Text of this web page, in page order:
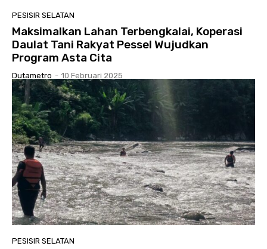
PESISIR SELATAN
Maksimalkan Lahan Terbengkalai, Koperasi
Daulat Tani Rakyat Pessel Wujudkan
Program Asta Cita
Dutametro - 10 Februari 2025
PESISIR SELATAN